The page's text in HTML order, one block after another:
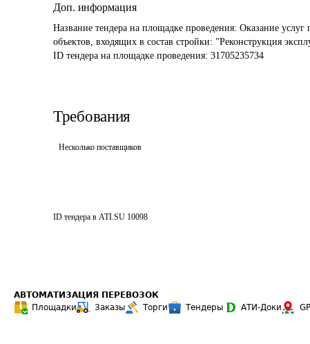
Доп. информация
Название тендера на площадке проведения: Оказание услуг
объектов, входящих в состав стройки: "Реконструкция
ID тендера на площадке проведения: 31705235734
Требования
Несколько поставщиков
ID тендера в ATI.SU 10098
АВТОМАТИЗАЦИЯ ПЕРЕВОЗОК
Площадки
Заказы Торги Тендеры АТИ-Доки